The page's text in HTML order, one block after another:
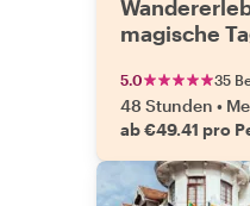
magische
5.0 35
48 Stunden •
ab €49.41 pro